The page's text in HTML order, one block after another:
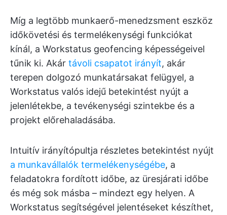
Míg a legtöbb munkaerő-menedzsment eszköz
időkövetési és termelékenységi funkciókat
kínál, a Workstatus geofencing képességeivel
tűnik ki. Akár távoli csapatot irányít, akár
terepen dolgozó munkatársakat felügyel, a
Workstatus valós idejű betekintést nyújt a
jelenlétekbe, a tevékenységi szintekbe és a
projekt előrehaladásába.
Intuitív irányítópultja részletes betekintést nyújt
a munkavállalók termelékenységébe, a
feladatokra fordított időbe, az üresjárati időbe
és még sok másba – mindezt egy helyen. A
Workstatus segítségével jelentéseket készíthet,